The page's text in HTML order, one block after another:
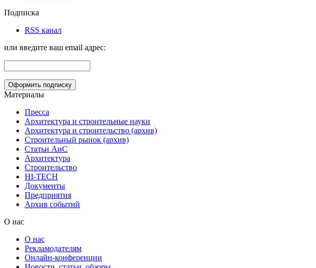
Подписка
RSS канал
или введите ваш email адрес:
Материалы
Пресса
Архитектура и строительные науки
Архитектура и строительство (архив)
Строительный рынок (архив)
Статьи АиС
Архитектура
Строительство
HI-TECH
Документы
Предприятия
Архив событий
О нас
О нас
Рекламодателям
Онлайн-конференции